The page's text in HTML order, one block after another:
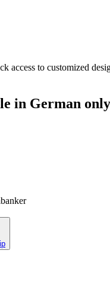
access to customized
in German